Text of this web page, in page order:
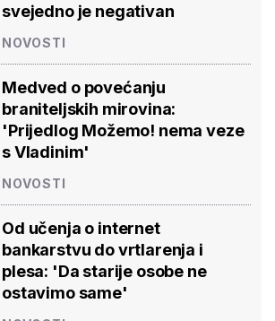
svejedno je negativan
NOVOSTI
Medved o povećanju
braniteljskih mirovina:
'Prijedlog Možemo! nema veze
s Vladinim'
NOVOSTI
Od učenja o internet
bankarstvu do vrtlarenja i
plesa: 'Da starije osobe ne
ostavimo same'